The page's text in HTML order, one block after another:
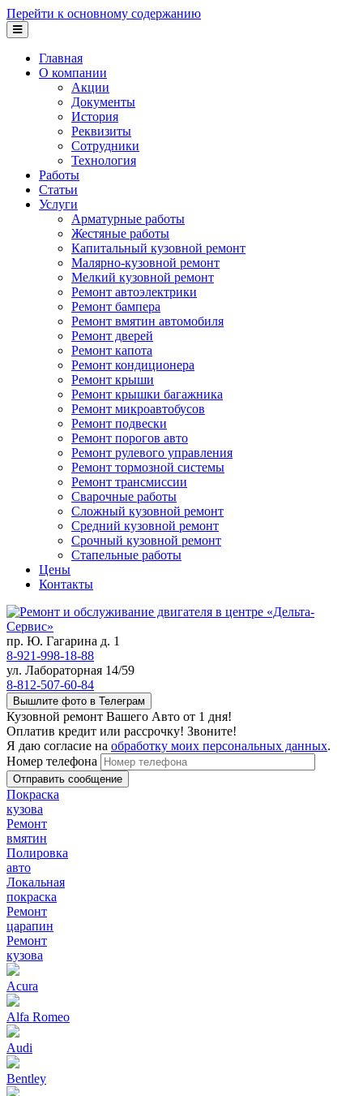
Перейти к основному содержанию
Главная
О компании
Акции
Документы
История
Реквизиты
Сотрудники
Технология
Работы
Статьи
Услуги
Арматурные работы
Жестяные работы
Капитальный кузовной ремонт
Малярно-кузовной ремонт
Мелкий кузовной ремонт
Ремонт автоэлектрики
Ремонт бампера
Ремонт вмятин автомобиля
Ремонт дверей
Ремонт капота
Ремонт кондиционера
Ремонт крыши
Ремонт крышки багажника
Ремонт микроавтобусов
Ремонт подвески
Ремонт порогов авто
Ремонт рулевого управления
Ремонт тормозной системы
Ремонт трансмиссии
Сварочные работы
Сложный кузовной ремонт
Средний кузовной ремонт
Срочный кузовной ремонт
Стапельные работы
Цены
Контакты
пр. Ю. Гагарина д. 1
8-921-998-18-88
ул. Лабораторная 14/59
8-812-507-60-84
Вышлите фото в Телеграм
Кузовной ремонт Вашего Авто от 1 дня!
Оплатив кредит или рассрочку! Звоните!
Я даю согласие на обработку моих персональных данных.
Номер телефона
Покраска
кузова
Ремонт
вмятин
Полировка
авто
Локальная
покраска
Ремонт
царапин
Ремонт
кузова
Acura
Alfa Romeo
Audi
Bentley